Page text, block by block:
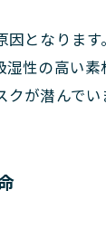
となりま
性の高い
が潜んで